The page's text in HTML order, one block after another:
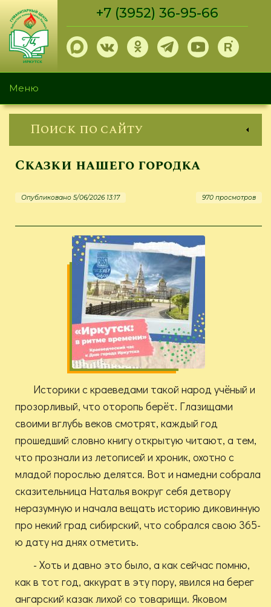
Перейти
основному
содержанию
+7 (3952) 36-95-66
Меню
Поиск по сайту
Сказки нашего городка
Опубликовано 5/06/2026 13:17 970 просмотров
Историки с краеведами такой народ учёный и
прозорливый, что оторопь берёт. Глазищами
своими вглубь веков смотрят, каждый год
прошедший словно книгу открытую читают, а тем,
что прознали из летописей и хроник, охотно с
младой порослью делятся. Вот и намедни собрала
сказительница Наталья вокруг себя детвору
неразумную и начала вещать историю диковинную
про некий град сибирский, что собрался свою 365-
ю дату на днях отметить.
- Хоть и давно это было, а как сейчас помню,
как в тот год, аккурат в эту пору, явился на берег
ангарский казак лихой со товарищи. Яковом